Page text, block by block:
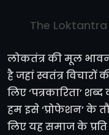
The Loktantra
लोकतंत्र की मूल
है जहां स्वतंत्र विचारों
लिए ‘पत्रकारिता’
हम इसे ‘प्रोफेशन’ के
लिए यह समाज के